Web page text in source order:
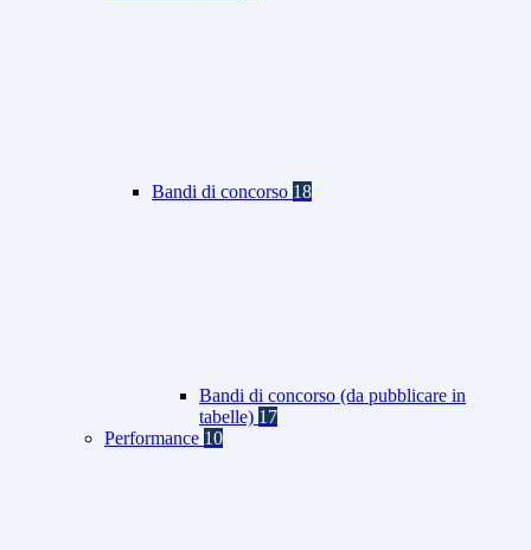
Bandi di concorso 18
Bandi di concorso (da pubblicare in
tabelle) 17
Performance 10